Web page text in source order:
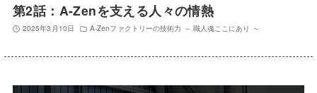
第2話：A-Zenを支える人々の情熱
2025年3月10日 A-Zenファクトリーの技術力 ～ 職人魂ここにあり ～